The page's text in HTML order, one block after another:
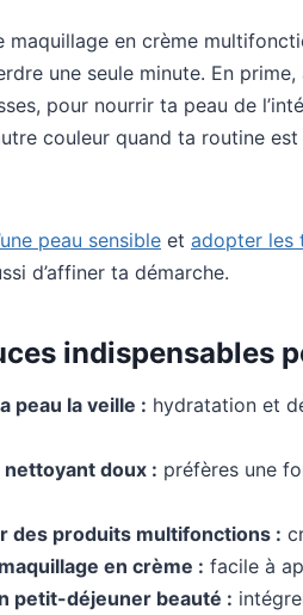
maquillage en crème
une seule minute. En
pour nourrir ta peau de
couleur quand ta routine
peau sensible et adopter les
d’affiner ta démarche.
indispensables
peau la veille : hydratation et
doux : préfères une
des produits multifonctions :
en crème : facile à
petit-déjeuner beauté :